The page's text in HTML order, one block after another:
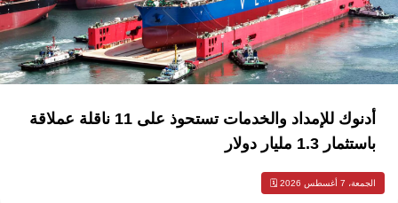
أدنوك للإمداد والخدمات تستحوذ على 11 ناقلة عملاقة
باستثمار 1.3 مليار دولار
الجمعة، 7 أغسطس 2026 🗓️